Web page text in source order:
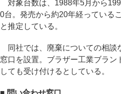
対象台数は、1988年5月から
0台。発売から約20年経っている
と推定している。
同社では、廃棄についての相談
窓口を設置。ブラザー工業ブラン
しても受け付けるとしている。